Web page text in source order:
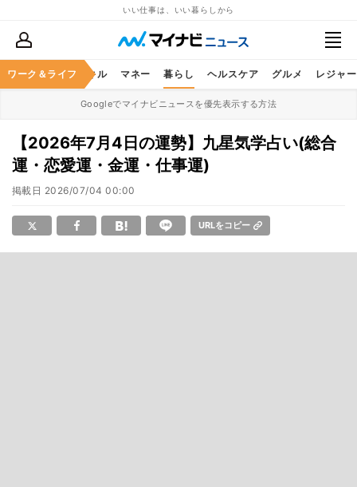
いい仕事は、いい暮らしから
ワーク＆ライフ
ア ビジネススキル マネー 暮らし ヘルスケア グルメ レジャー
Googleでマイナビニュースを優先表示する方法
【2026年7月4日の運勢】九星気学占い(総合
運・恋愛運・金運・仕事運)
掲載日 2026/07/04 00:00
URLをコピー